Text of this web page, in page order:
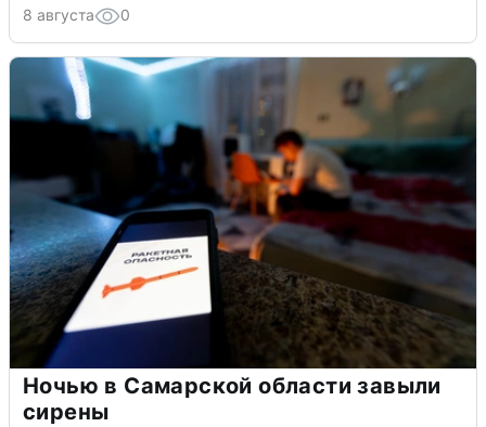
8 августа 0
Ночью в Самарской области завыли
сирены